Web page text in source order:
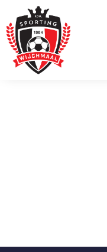
inhoud
naar
de
inhoud